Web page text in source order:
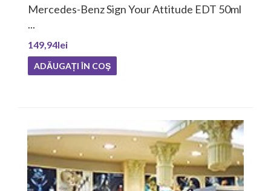
Benz Sign Your Attitude EDT 50ml
ÎN COŞ